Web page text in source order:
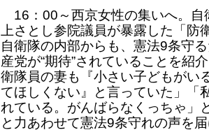
16：00～西京女性の集いへ。自
上さとし参院議員が暴露した「防
自衛隊の内部からも、憲法9条守
産党が“期待”されていることを紹
衛隊員の妻も『小さい子どもがい
てほしくない』と言っていた」「
れている。がんばらなくっちゃ
と力あわせて憲法9条守れの声を